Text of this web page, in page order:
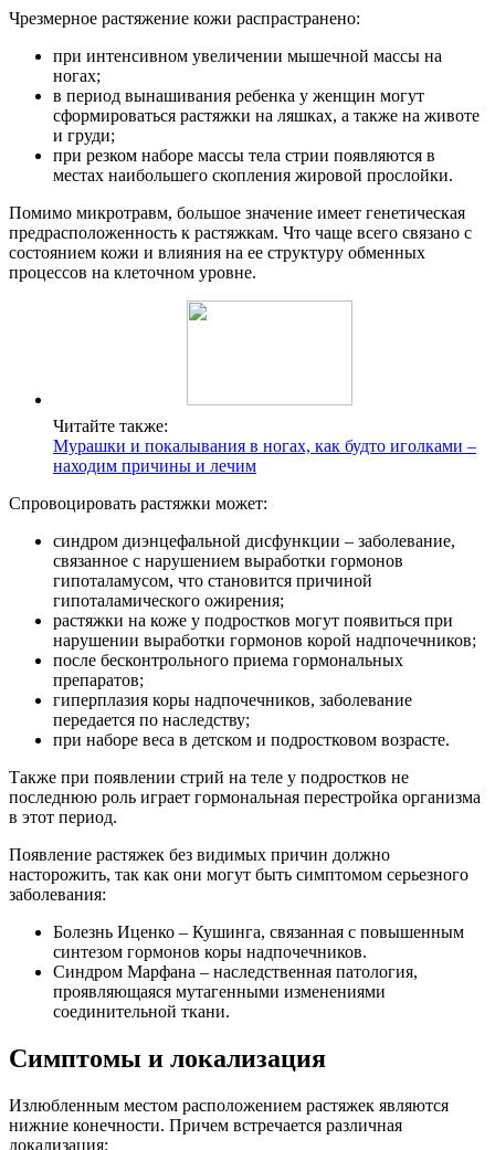
Чрезмерное растяжение кожи распрастранено:
при интенсивном увеличении мышечной массы на
ногах;
в период вынашивания ребенка у женщин могут
сформироваться растяжки на ляшках, а также на животе
и груди;
при резком наборе массы тела стрии появляются в
местах наибольшего скопления жировой прослойки.
Помимо микротравм, большое значение имеет генетическая
предрасположенность к растяжкам. Что чаще всего связано с
состоянием кожи и влияния на ее структуру обменных
процессов на клеточном уровне.
Читайте также:
Мурашки и покалывания в ногах, как будто иголками –
находим причины и лечим
Спровоцировать растяжки может:
синдром диэнцефальной дисфункции – заболевание,
связанное с нарушением выработки гормонов
гипоталамусом, что становится причиной
гипоталамического ожирения;
растяжки на коже у подростков могут появиться при
нарушении выработки гормонов корой надпочечников;
после бесконтрольного приема гормональных
препаратов;
гиперплазия коры надпочечников, заболевание
передается по наследству;
при наборе веса в детском и подростковом возрасте.
Также при появлении стрий на теле у подростков не
последнюю роль играет гормональная перестройка организма
в этот период.
Появление растяжек без видимых причин должно
насторожить, так как они могут быть симптомом серьезного
заболевания:
Болезнь Иценко – Кушинга, связанная с повышенным
синтезом гормонов коры надпочечников.
Синдром Марфана – наследственная патология,
проявляющаяся мутагенными изменениями
соединительной ткани.
Симптомы и локализация
Излюбленным местом расположением растяжек являются
нижние конечности. Причем встречается различная
локализация: